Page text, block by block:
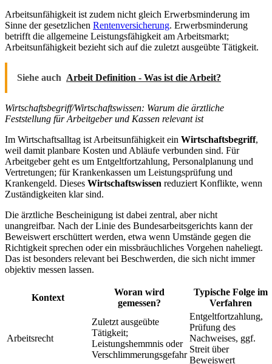
Arbeitsunfähigkeit ist zudem nicht gleich Erwerbsminderung im
Sinne der gesetzlichen Rentenversicherung. Erwerbsminderung
betrifft die allgemeine Leistungsfähigkeit am Arbeitsmarkt;
Arbeitsunfähigkeit bezieht sich auf die zuletzt ausgeübte Tätigkeit.
Siehe auch Arbeit Definition - Was ist die Arbeit?
Wirtschaftsbegriff/Wirtschaftswissen: Warum die ärztliche
Feststellung für Arbeitgeber und Kassen relevant ist
Im Wirtschaftsalltag ist Arbeitsunfähigkeit ein Wirtschaftsbegriff,
weil damit planbare Kosten und Abläufe verbunden sind. Für
Arbeitgeber geht es um Entgeltfortzahlung, Personalplanung und
Vertretungen; für Krankenkassen um Leistungsprüfung und
Krankengeld. Dieses Wirtschaftswissen reduziert Konflikte, wenn
Zuständigkeiten klar sind.
Die ärztliche Bescheinigung ist dabei zentral, aber nicht
unangreifbar. Nach der Linie des Bundesarbeitsgerichts kann der
Beweiswert erschüttert werden, etwa wenn Umstände gegen die
Richtigkeit sprechen oder ein missbräuchliches Vorgehen naheliegt.
Das ist besonders relevant bei Beschwerden, die sich nicht immer
objektiv messen lassen.
Kontext
Woran wird
gemessen?
Typische Folge im
Verfahren
Arbeitsrecht
Zuletzt ausgeübte
Tätigkeit;
Leistungshemmnis oder
Verschlimmerungsgefahr
Entgeltfortzahlung,
Prüfung des
Nachweises, ggf.
Streit über
Beweiswert